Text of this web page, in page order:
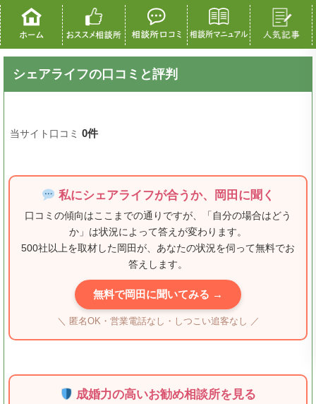
シェアライフの口コミと評判
当サイト口コミ 0件
私にシェアライフが合うか、岡田に聞く
口コミの傾向はここまでの通りですが、「自分の場合はどう
か」は状況によって答えが変わります。
500社以上を取材した岡田が、あなたの状況を伺って無料でお
答えします。
無料で岡田に聞いてみる →
＼ 匿名OK・営業電話なし・しつこい追客なし ／
成婚力の高いお勧め相談所を見る